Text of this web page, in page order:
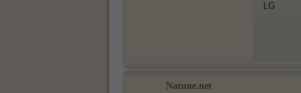
LG
Natune.net